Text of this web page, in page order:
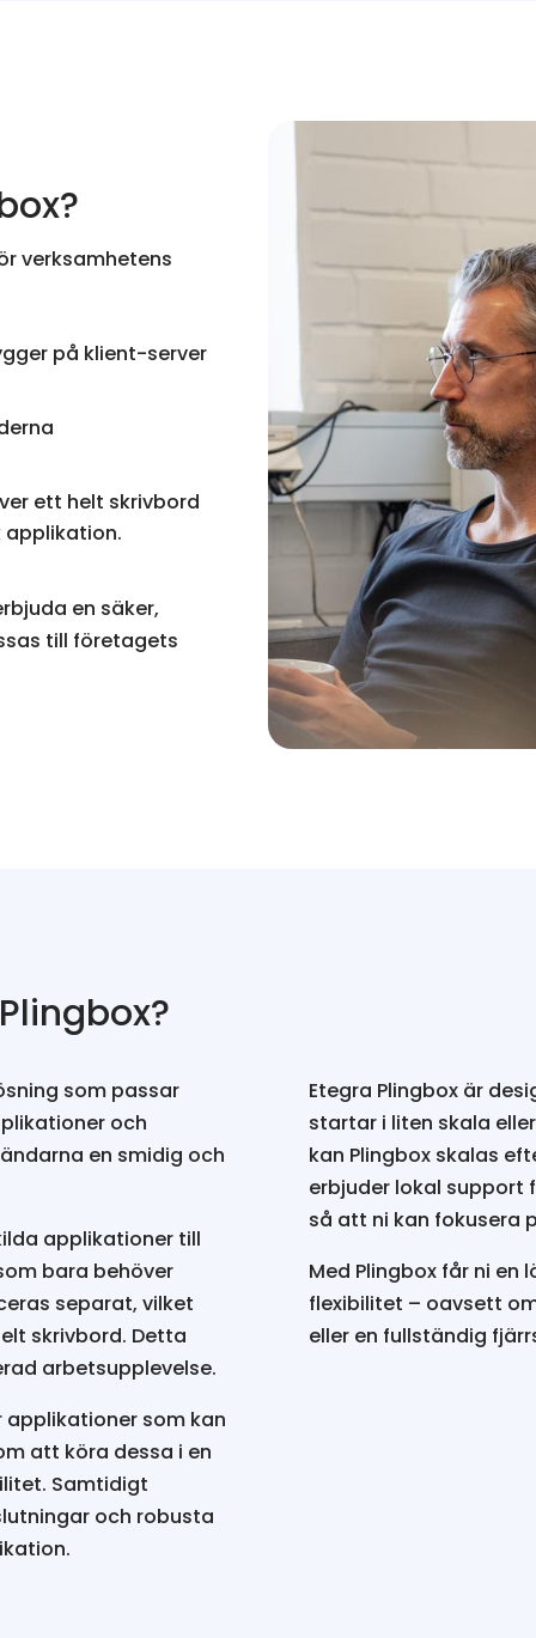
verksamhetens
på klient-server
ett helt skrivbord
applikation.
en säker,
till företagets
som passar
och
en smidig och
applikationer till
bara behöver
separat, vilket
skrivbord. Detta
arbetsupplevelse.
applikationer som kan
att köra dessa i en
Samtidigt
och robusta
Etegra Plingbox är
startar i liten skala
kan Plingbox skalas
erbjuder lokal
så att ni kan fokusera
Med Plingbox får ni en
flexibilitet – oavsett
eller en fullständig